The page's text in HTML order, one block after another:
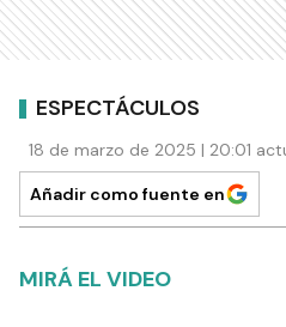
ESPECTÁCULOS
18 de marzo de 2025 | 20:01
Añadir como fuente en
MIRÁ EL VIDEO